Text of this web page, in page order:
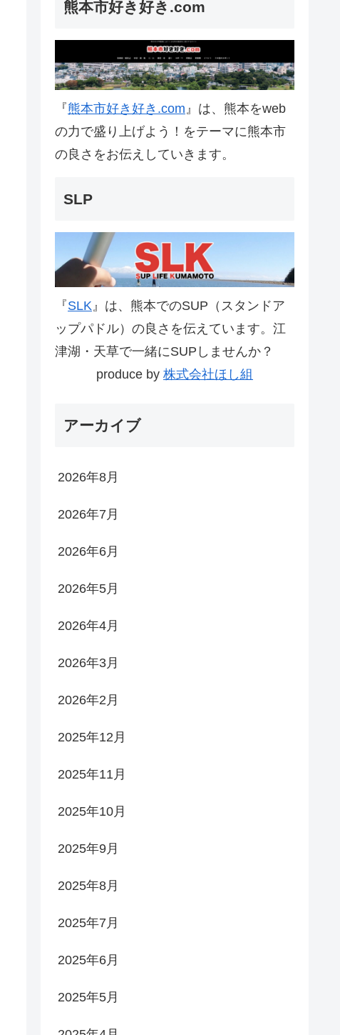
熊本市好き好き.com
『熊本市好き好き.com 』は、熊本をweb
の力で盛り上げよう！をテーマに熊本市
の良さをお伝えしていきます。
SLP
『SLK 』は、熊本でのSUP（スタンドア
ップパドル）の良さを伝えています。江
津湖・天草で一緒にSUPしませんか？
produce by 株式会社ほし組
アーカイブ
2026年8月
2026年7月
2026年6月
2026年5月
2026年4月
2026年3月
2026年2月
2025年12月
2025年11月
2025年10月
2025年9月
2025年8月
2025年7月
2025年6月
2025年5月